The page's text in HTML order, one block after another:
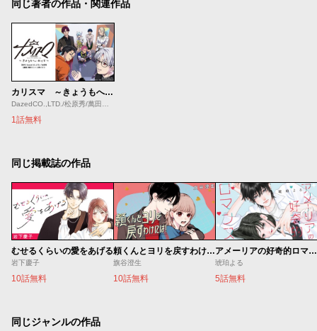
同じ著者の作品・関連作品
カリスマ ～きょうもへいわです～
1話無料
同じ掲載誌の作品
むせるくらいの愛をあげる
岩下慶子
10話無料
頼くんとヨリを戻すわけには！
旗谷澄生
10話無料
アメーリアの好奇的ロマンス
琥珀よる
5話無料
同じジャンルの作品